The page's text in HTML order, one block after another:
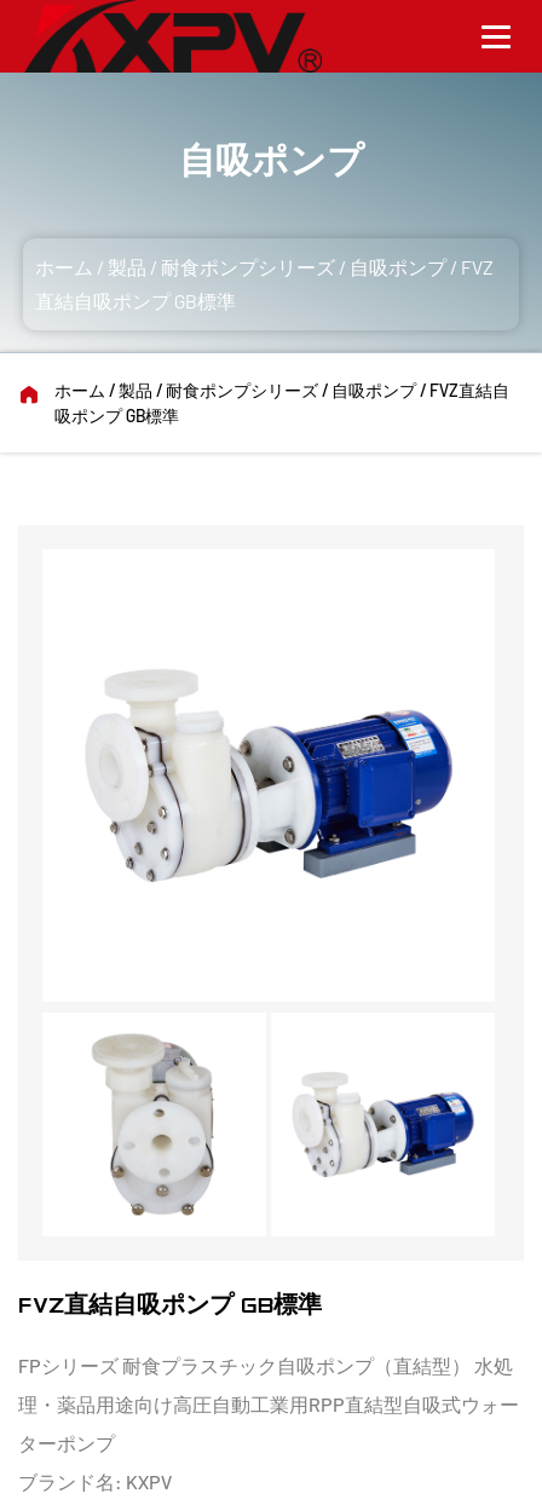
自吸ポンプ
ホーム / 製品 / 耐食ポンプシリーズ / 自吸ポンプ/ FVZ
直結自吸ポンプ GB標準
ホーム /製品 /耐食ポンプシリーズ/ 自吸ポンプ/ FVZ直結自
吸ポンプ GB標準
FVZ直結自吸ポンプ GB標準
FPシリーズ 耐食プラスチック自吸ポンプ（直結型） 水処
理・薬品用途向け高圧自動工業用RPP直結型自吸式ウォー
ターポンプ
ブランド名: KXPV